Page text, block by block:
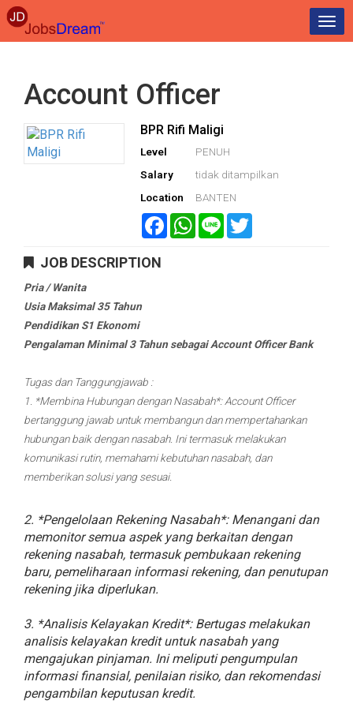
Account Officer
BPR Rifi Maligi
Level
PENUH
Salary
tidak ditampilkan
Location
BANTEN
FacebookWhatsApp
Line
JOB DESCRIPTION
Pria / Wanita
Usia Maksimal 35 Tahun
Pendidikan S1 Ekonomi
Pengalaman Minimal 3 Tahun sebagai Account Officer Bank
Tugas dan Tanggungjawab :
1. *Membina Hubungan dengan Nasabah*: Account Officer
bertanggung jawab untuk membangun dan mempertahankan
hubungan baik dengan nasabah. Ini termasuk melakukan
komunikasi rutin, memahami kebutuhan nasabah, dan
memberikan solusi yang sesuai.
2. *Pengelolaan Rekening Nasabah*: Menangani dan
memonitor semua aspek yang berkaitan dengan
rekening nasabah, termasuk pembukaan rekening
baru, pemeliharaan informasi rekening, dan penutupan
rekening jika diperlukan.
3. *Analisis Kelayakan Kredit*: Bertugas melakukan
analisis kelayakan kredit untuk nasabah yang
mengajukan pinjaman. Ini meliputi pengumpulan
informasi finansial, penilaian risiko, dan rekomendasi
pengambilan keputusan kredit.